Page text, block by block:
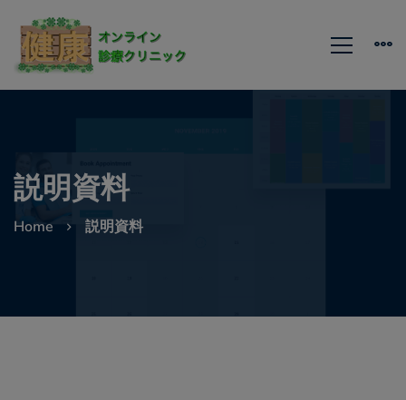
説明資料
Home 説明資料